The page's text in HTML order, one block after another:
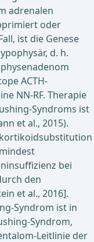
adrenalen
oder
ist die Genese
d. h.
ACTH-
NN-RF. Therapie
Syndroms ist
et al., 2015).
bei
den
et al., 2016].
Syndrom ist in
Syndrom,
Leitlinie der